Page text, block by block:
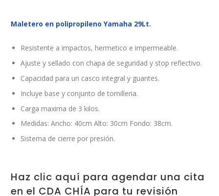
Maletero en polipropileno Yamaha 29Lt.
Resistente a impactos, hermetico e impermeable.
Ajuste y sellado con chapa de seguridad y stop reflectivo.
Capacidad para un casco integral y guantes.
Incluye base y conjunto de tornilleria.
Carga maxima de 3 kilos.
Medidas: Ancho: 40cm Alto: 30cm Fondo: 38cm.
Sistema de cierre por presión.
Haz clic aquí para agendar una cita
en el CDA CHÍA para tu revisión